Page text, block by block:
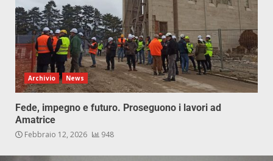
Archivio News
Fede, impegno e futuro. Proseguono i lavori ad
Amatrice
Febbraio 12, 2026 948